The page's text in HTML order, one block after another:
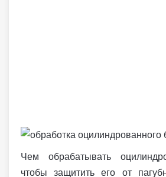
Чем обрабатывать
чтобы защитить его от